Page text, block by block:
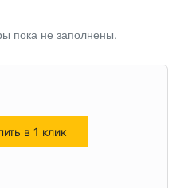
пока не заполнены.
в 1 клик